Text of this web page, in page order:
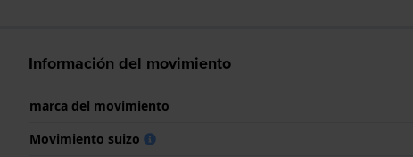
Información del movimiento
marca del movimiento
Movimiento suizo